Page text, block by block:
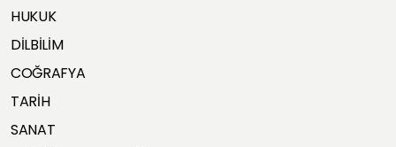
HUKUK
DİLBİLİM
COĞRAFYA
TARİH
SANAT